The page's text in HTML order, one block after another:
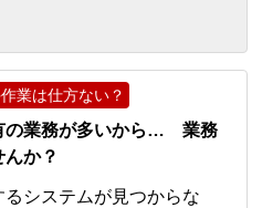
業は仕方ない？
の業務が多いから… 業務
か？
るシステムが見つからな